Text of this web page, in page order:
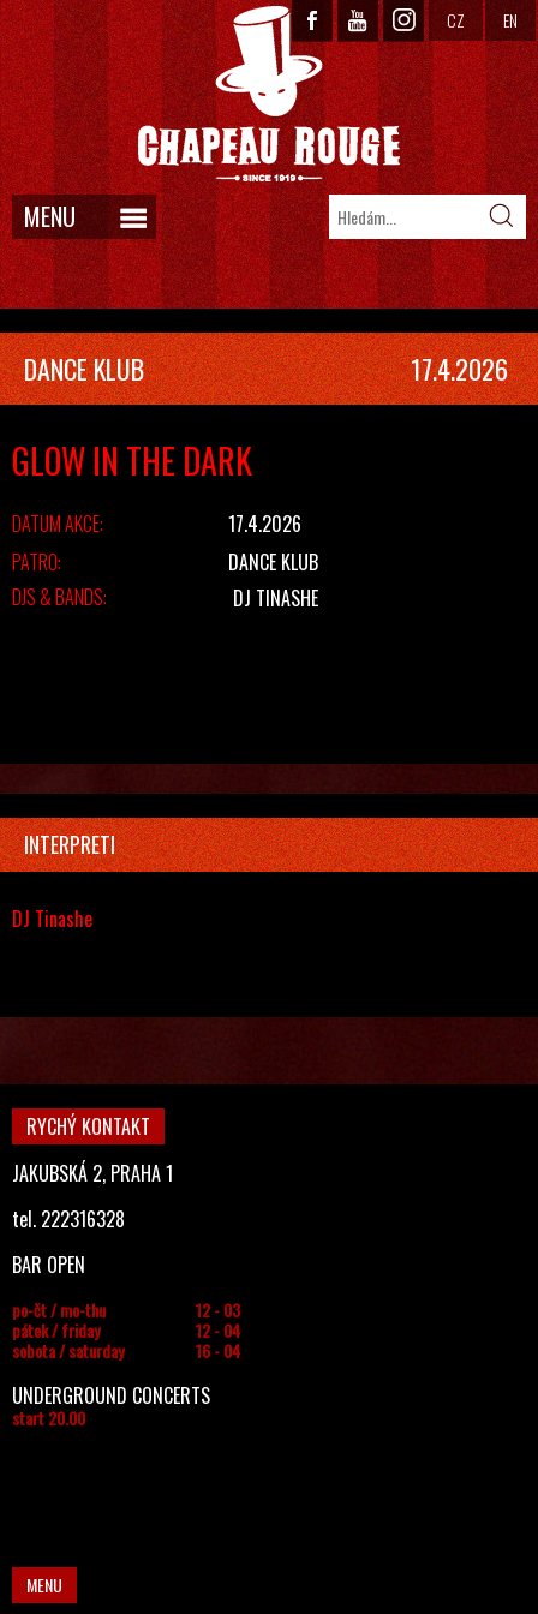
CZ EN
MENU
DANCE KLUB 17.4.2026
GLOW IN THE DARK
DATUM AKCE:
17.4.2026
PATRO:
DANCE KLUB
DJS & BANDS:
DJ TINASHE
INTERPRETI
DJ Tinashe
RYCHÝ KONTAKT
JAKUBSKÁ 2, PRAHA 1
tel. 222316328
BAR OPEN
po-čt / mo-thu
12 - 03
pátek / friday
12 - 04
sobota / saturday
16 - 04
UNDERGROUND CONCERTS
start 20.00
MENU